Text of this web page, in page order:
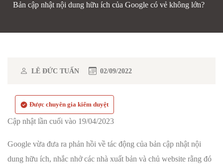
Bản cập nhật nội dung hữu ích của Google có vẻ không lớn?
LÊ ĐỨC TUẤN 02/09/2022
Được chuyên gia kiểm duyệt
Cập nhật lần cuối vào 19/04/2023
Google vừa đưa ra phản hồi về tác động của bản cập nhật nội
dung hữu ích, nhắc nhở các nhà xuất bản và chủ website rằng đó